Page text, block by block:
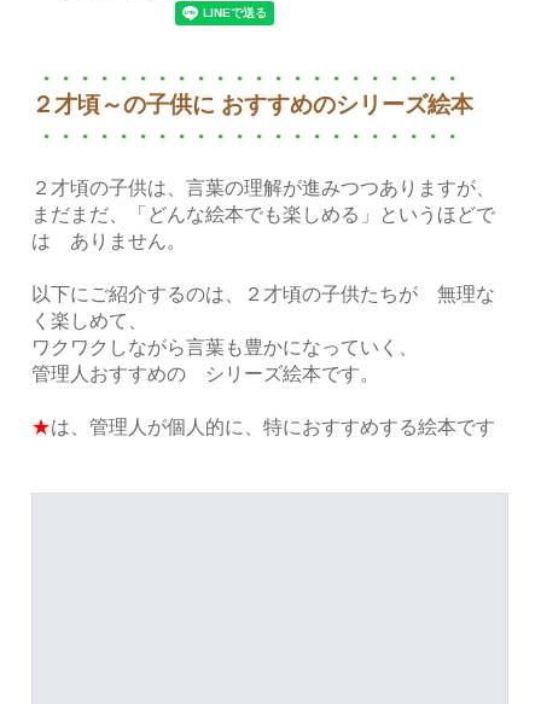
２才頃～の子供に おすすめのシリーズ絵本
２才頃の子供は、言葉の理解が進みつつありますが、
まだまだ、「どんな絵本でも楽しめる」というほどで
は ありません。
以下にご紹介するのは、２才頃の子供たちが 無理な
く楽しめて、
ワクワクしながら言葉も豊かになっていく、
管理人おすすめの シリーズ絵本です。
★は、管理人が個人的に、特におすすめする絵本です